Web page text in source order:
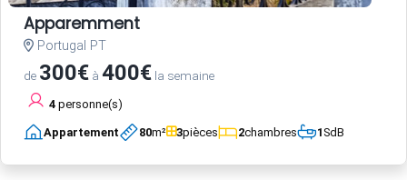
Apparemment
Portugal PT
de 300€ à 400€ la semaine
4 personne(s)
Appartement 80m² 3pièces 2chambres 1SdB